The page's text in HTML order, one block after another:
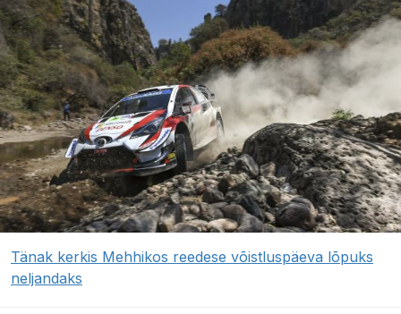
Tänak kerkis Mehhikos reedese võistluspäeva lõpuks
neljandaks